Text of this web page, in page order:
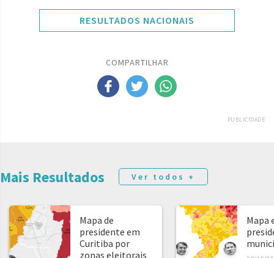
RESULTADOS NACIONAIS
COMPARTILHAR
PUBLICIDADE
Mais Resultados Ver todos +
Mapa de
presidente em
Curitiba por
zonas eleitorais
Mapa